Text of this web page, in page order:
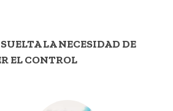
SUELTA LA NECESIDAD DE
EL CONTROL